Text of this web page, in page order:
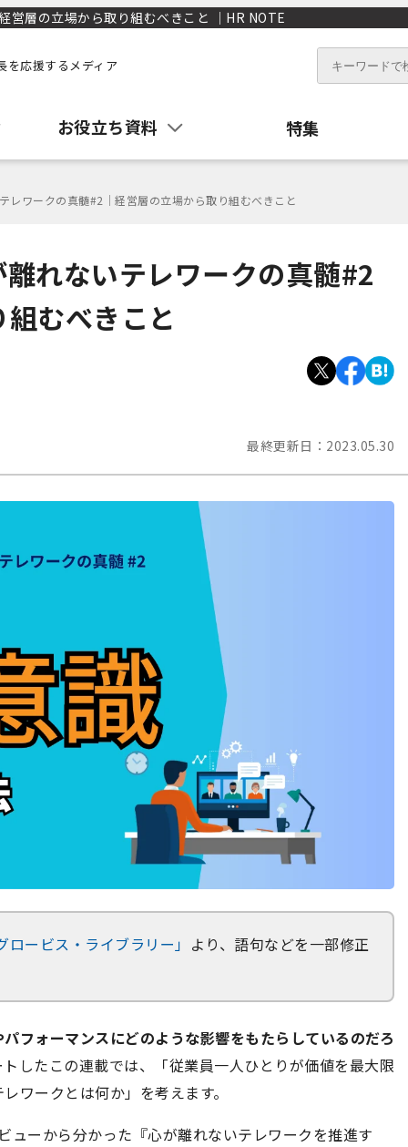
営層の立場から取り組むべきこと ｜HR NOTE
を応援するメディア
お役立ち資料 特集
レワークの真髄#2｜経営層の立場から取り組むべきこと
れないテレワークの真髄#2
むべきこと
最終更新日： 2023.05.30
ロービス・ライブラリー」 より、語句などを一部修正
フォーマンスにどのような影響をもたらしているのだろ
したこの連載では、「従業員一人ひとりが価値を最大限
ワークとは何か」を考えます。
ューから分かった『心が離れないテレワークを推進す